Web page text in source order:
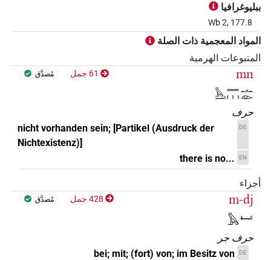
𓅓𓂝𓈖𓏥𓅪
𓅓𓂝𓈖𓏭𓂜𓁹
| 1×
PTCL
(
𓅓𓈖𓏽𓧂𓅪
(
1
)
𓅓𓂝𓈖𓏥[]
ببليوغرافيا
Wb 2, 177.8
المواد المعجمية ذات الصلة
المتبوعات الهرمية
mn
𓅓𓂝𓈖𓏥𓂜𓁹
61 جمل مُصدَّق
حرف
DE
nicht vorhanden sein; [Partikel (Ausdruck der
Nichtexistenz)]
EN
there is no...
أجزاء
m-dj
𓅓𓂞
428 جمل مُصدَّق
حرف جر
DE
bei; mit; (fort) von; im Besitz von